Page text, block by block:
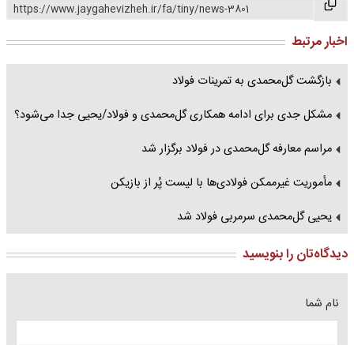
https://www.jaygahevizheh.ir/fa/tiny/news-3801
اخبار مرتبط
بازگشت گل‌محمدی به تمرینات فولاد
مشکل جدی برای ادامه همکاری گل‌محمدی و فولاد/یحیی جدا می‌شود؟
مراسم معارفه گل‌محمدی در فولاد برگزار شد
مأموریت غیرممکن فولادی‌ها با لیست پُر از بازیکن
یحیی گل‌محمدی سرمربی فولاد شد
دیدگاه‌تان را بنویسید
نام شما